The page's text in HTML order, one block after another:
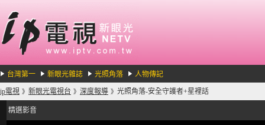
台灣第一 新眼光雜誌 光照角落 人物傳記
ip電視 》 新眼光電視台 》 深度報導 》 光照角落-安全守護者+星裡話
精選影音